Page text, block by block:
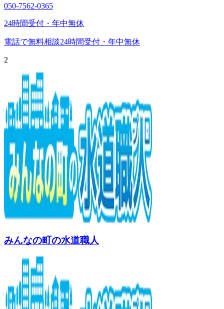
050-7562-0365
24時間受付・年中無休
電話で無料相談24時間受付・年中無休
2
みんなの町の水道職人